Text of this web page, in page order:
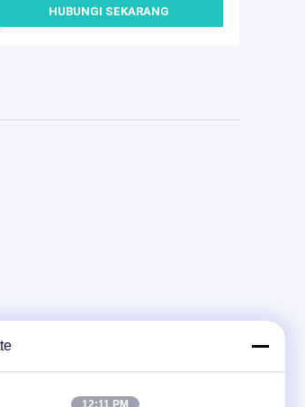
HUBUNGI SEKARANG
12:11 PM